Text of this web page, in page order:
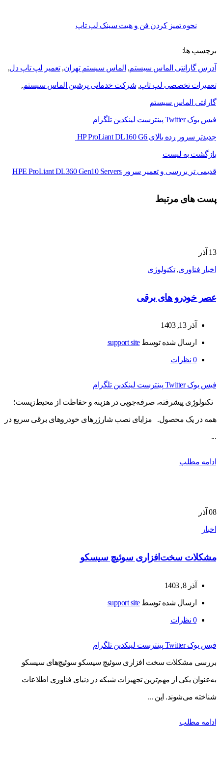
نحوه تمیز کردن فن و هیت سینک لپ تاپ
برچسب ها:
آدرس گارانتی الماس سیستم, الماس سیستم تهران,تعمیر لپ تاپ دل,
تعمیرات تخصصی لپ تاپ, شرکت خدماتی پرشین الماس سیستم,
گارانتی الماس سیستم
فیس بوک Twitter پینترست لینکدین تلگرام
جدیدتر سرور رده بالای HP ProLiant DL160 G6
بازگشت به لیست
قدیمی تر بررسی و تعمیر سرور HPE ProLiant DL360 Gen10 Servers
پست های مرتبط
13 آذر
اخبار فناوری,تکنولوژی
عصر خودرو های برقی
آذر 13, 1403
ارسال شده توسطsupport site
0 نظرات
فیس بوک Twitter پینترست لینکدین تلگرام
تکنولوژی پیشرفته، صرفه‌جویی در هزینه و حفاظت از محیط‌زیست؛
همه در یک محصول. مزایای نصب شارژرهای خودروهای برقی سریع در
...
ادامه مطلب
08 آذر
اخبار
مشکلات سخت‌افزاری سوئیچ سیسکو
آذر 8, 1403
ارسال شده توسطsupport site
0 نظرات
فیس بوک Twitter پینترست لینکدین تلگرام
بررسی مشکلات سخت افزاری سوئیچ سیسکو سوئیچ‌های سیسکو
به‌عنوان یکی از مهم‌ترین تجهیزات شبکه در دنیای فناوری اطلاعات
شناخته می‌شوند. این ...
ادامه مطلب